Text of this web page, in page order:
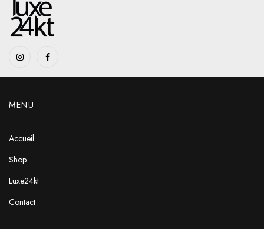
MENU
Accueil
Shop
Luxe24kt
Contact